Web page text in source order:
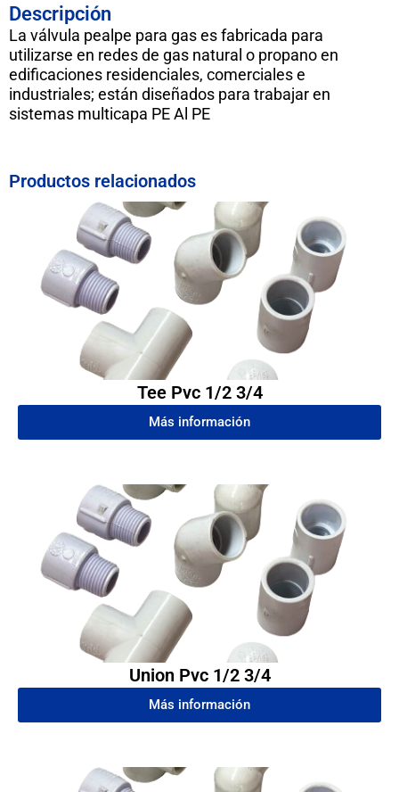
Descripción
La válvula pealpe para gas es fabricada para
utilizarse en redes de gas natural o propano en
edificaciones residenciales, comerciales e
industriales; están diseñados para trabajar en
sistemas multicapa PE Al PE
Productos relacionados
Tee Pvc 1/2 3/4
Más información
Union Pvc 1/2 3/4
Más información